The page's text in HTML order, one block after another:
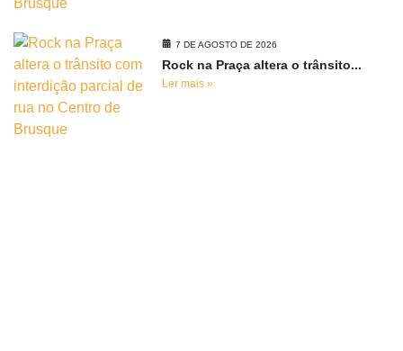
7 DE AGOSTO DE 2026
Rock na Praça altera o trânsito...
Ler mais »